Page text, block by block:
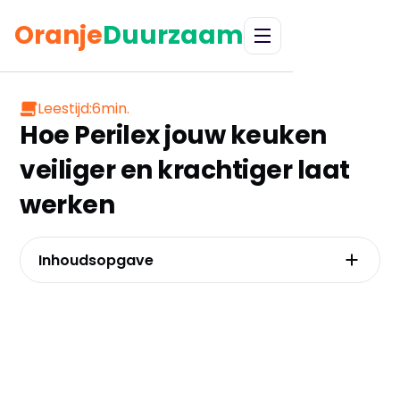
OranjeDuurzaam
Leestijd:6min.
Hoe Perilex jouw keuken
veiliger en krachtiger laat
werken
Inhoudsopgave